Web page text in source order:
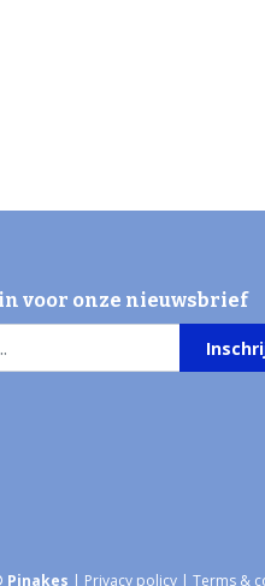
voor onze nieuwsbrief
Pinakes | Privacy policy | Terms &